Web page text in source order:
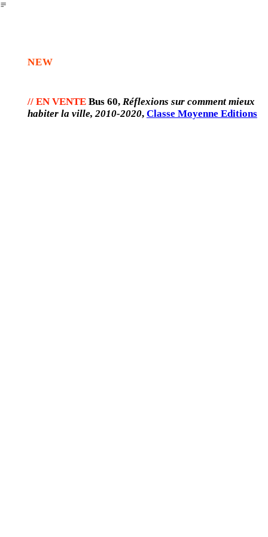
︎
NEW
// EN VENTE Bus 60, Réflexions sur comment mieux
habiter la ville, 2010-2020, Classe Moyenne Editions